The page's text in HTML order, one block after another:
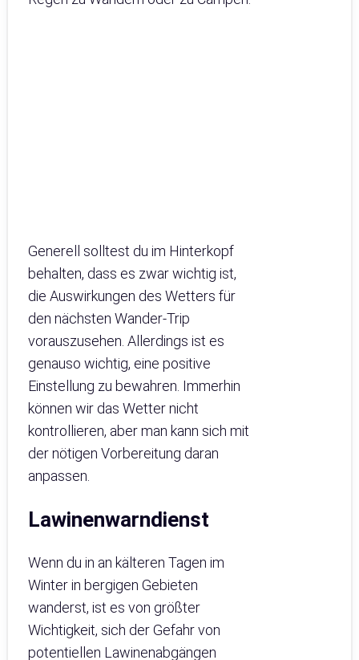
Generell solltest du im Hinterkopf
behalten, dass es zwar wichtig ist,
die Auswirkungen des Wetters für
den nächsten Wander-Trip
vorauszusehen. Allerdings ist es
genauso wichtig, eine positive
Einstellung zu bewahren. Immerhin
können wir das Wetter nicht
kontrollieren, aber man kann sich mit
der nötigen Vorbereitung daran
anpassen.
Lawinenwarndienst
Wenn du in an kälteren Tagen im
Winter in bergigen Gebieten
wanderst, ist es von größter
Wichtigkeit, sich der Gefahr von
potentiellen Lawinenabgängen